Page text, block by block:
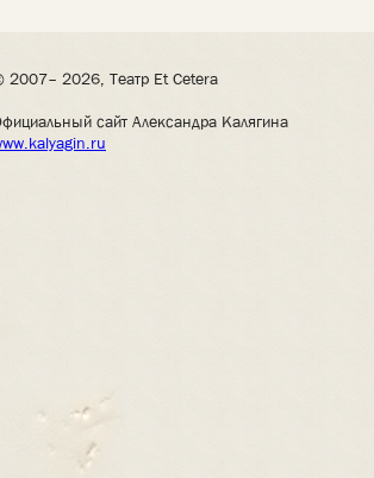
2007– 2026, Театр Et Cetera
сайт Александра Калягина